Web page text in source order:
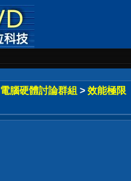
電腦硬體討論群組 > 效能極限